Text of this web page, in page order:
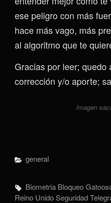
ese peligro con más
hace más vago, más
al algoritmo que te
Gracias por leer; quedo
corrección y/o aporte;
Imagen
Categorías
General
Etiquetas,
Biometria Bloqueo
Reino UnidoSeguridad